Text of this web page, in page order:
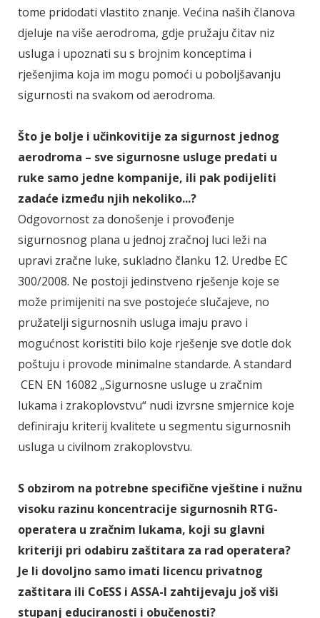
tome pridodati vlastito znanje. Većina naših članova
djeluje na više aerodroma, gdje pružaju čitav niz
usluga i upoznati su s brojnim konceptima i
rješenjima koja im mogu pomoći u poboljšavanju
sigurnosti na svakom od aerodroma.
Što je bolje i učinkovitije za sigurnost jednog
aerodroma – sve sigurnosne usluge predati u
ruke samo jedne kompanije, ili pak podijeliti
zadaće između njih nekoliko...?
Odgovornost za donošenje i provođenje
sigurnosnog plana u jednoj zračnoj luci leži na
upravi zračne luke, sukladno članku 12. Uredbe EC
300/2008. Ne postoji jedinstveno rješenje koje se
može primijeniti na sve postojeće slučajeve, no
pružatelji sigurnosnih usluga imaju pravo i
mogućnost koristiti bilo koje rješenje sve dotle dok
poštuju i provode minimalne standarde. A standard
CEN EN 16082 „Sigurnosne usluge u zračnim
lukama i zrakoplovstvu“ nudi izvrsne smjernice koje
definiraju kriterij kvalitete u segmentu sigurnosnih
usluga u civilnom zrakoplovstvu.
S obzirom na potrebne specifične vještine i nužnu
visoku razinu koncentracije sigurnosnih RTG-
operatera u zračnim lukama, koji su glavni
kriteriji pri odabiru zaštitara za rad operatera?
Je li dovoljno samo imati licencu privatnog
zaštitara ili CoESS i ASSA-I zahtijevaju još viši
stupanj educiranosti i obučenosti?